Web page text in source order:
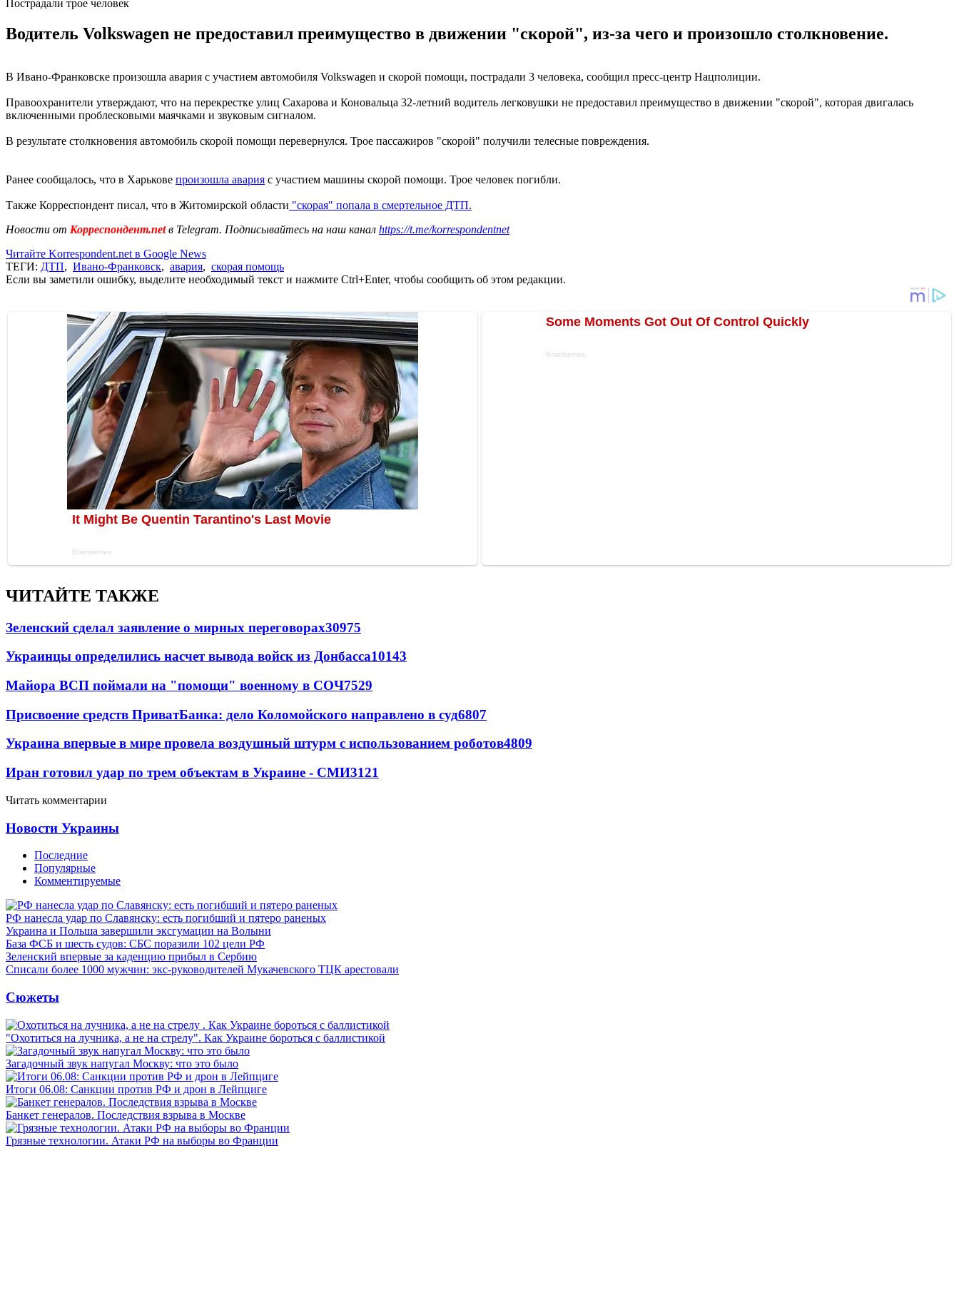
Пострадали трое человек
Водитель Volkswagen не предоставил преимущество в движении "скорой", из-за чего и произошло столкновение.
В Ивано-Франковске произошла авария с участием автомобиля Volkswagen и скорой помощи, пострадали 3 человека, сообщил пресс-центр Нацполиции.
Правоохранители утверждают, что на перекрестке улиц Сахарова и Коновальца 32-летний водитель легковушки не предоставил преимущество в движении "скорой", которая двигалась
включенными проблесковыми маячками и звуковым сигналом.
В результате столкновения автомобиль скорой помощи перевернулся. Трое пассажиров "скорой" получили телесные повреждения.
Ранее сообщалось, что в Харькове произошла авария с участием машины скорой помощи. Трое человек погибли.
Также Корреспондент писал, что в Житомирской области "скорая" попала в смертельное ДТП.
Новости от Корреспондент.netв Telegram. Подписывайтесь на наш канал https://t.me/korrespondentnet
Читайте Korrespondent.net в Google News
ТЕГИ: ДТП, Ивано-Франковск, авария, скорая помощь
Если вы заметили ошибку, выделите необходимый текст и нажмите Ctrl+Enter, чтобы сообщить об этом редакции.
ЧИТАЙТЕ ТАКЖЕ
Зеленский сделал заявление о мирных переговорах30975
Украинцы определились насчет вывода войск из Донбасса10143
Майора ВСП поймали на "помощи" военному в СОЧ7529
Присвоение средств ПриватБанка: дело Коломойского направлено в суд6807
Украина впервые в мире провела воздушный штурм с использованием роботов4809
Иран готовил удар по трем объектам в Украине - СМИ3121
Читать комментарии
Новости Украины
Последние
Популярные
Комментируемые
РФ нанесла удар по Славянску: есть погибший и пятеро раненых
Украина и Польша завершили эксгумации на Волыни
База ФСБ и шесть судов: СБС поразили 102 цели РФ
Зеленский впервые за каденцию прибыл в Сербию
Списали более 1000 мужчин: экс-руководителей Мукачевского ТЦК арестовали
Сюжеты
"Охотиться на лучника, а не на стрелу". Как Украине бороться с баллистикой
Загадочный звук напугал Москву: что это было
Итоги 06.08: Санкции против РФ и дрон в Лейпциге
Банкет генералов. Последствия взрыва в Москве
Грязные технологии. Атаки РФ на выборы во Франции